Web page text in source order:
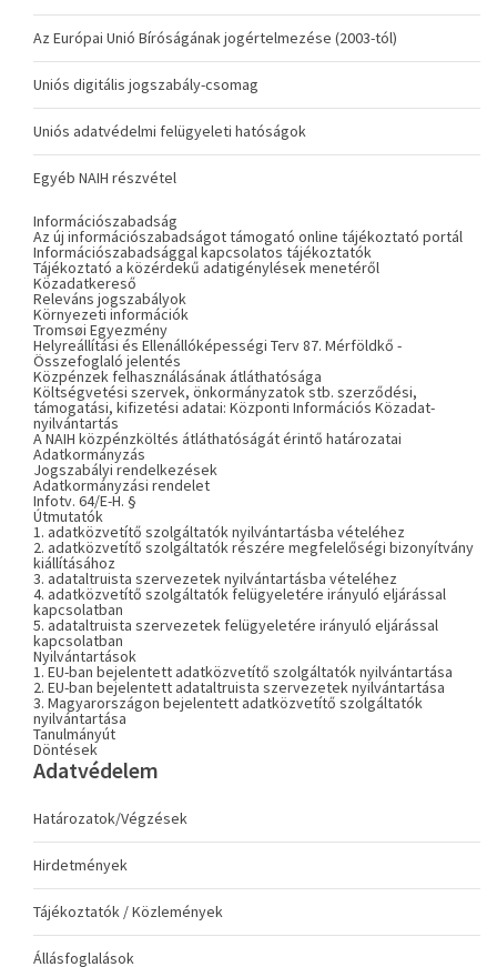
Az Európai Unió Bíróságának jogértelmezése (2003-tól)
Uniós digitális jogszabály-csomag
Uniós adatvédelmi felügyeleti hatóságok
Egyéb NAIH részvétel
Információszabadság
Az új információszabadságot támogató online tájékoztató portál
Információszabadsággal kapcsolatos tájékoztatók
Tájékoztató a közérdekű adatigénylések menetéről
Közadatkereső
Releváns jogszabályok
Környezeti információk
Tromsøi Egyezmény
Helyreállítási és Ellenállóképességi Terv 87. Mérföldkő -
Összefoglaló jelentés
Közpénzek felhasználásának átláthatósága
Költségvetési szervek, önkormányzatok stb. szerződési,
támogatási, kifizetési adatai: Központi Információs Közadat-
nyilvántartás
A NAIH közpénzköltés átláthatóságát érintő határozatai
Adatkormányzás
Jogszabályi rendelkezések
Adatkormányzási rendelet
Infotv. 64/E-H. §
Útmutatók
1. adatközvetítő szolgáltatók nyilvántartásba vételéhez
2. adatközvetítő szolgáltatók részére megfelelőségi bizonyítvány
kiállításához
3. adataltruista szervezetek nyilvántartásba vételéhez
4. adatközvetítő szolgáltatók felügyeletére irányuló eljárással
kapcsolatban
5. adataltruista szervezetek felügyeletére irányuló eljárással
kapcsolatban
Nyilvántartások
1. EU-ban bejelentett adatközvetítő szolgáltatók nyilvántartása
2. EU-ban bejelentett adataltruista szervezetek nyilvántartása
3. Magyarországon bejelentett adatközvetítő szolgáltatók
nyilvántartása
Tanulmányút
Döntések
Adatvédelem
Határozatok/Végzések
Hirdetmények
Tájékoztatók / Közlemények
Állásfoglalások